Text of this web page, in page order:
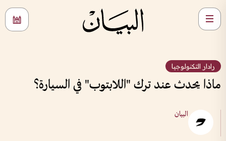
رادار التكنولوجيا
ماذا يحدث عند ترك "اللابتوب" في السيارة؟
البيان